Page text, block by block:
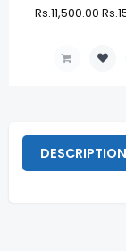
Regular
Rs.11,500.00
DESCRIPTION